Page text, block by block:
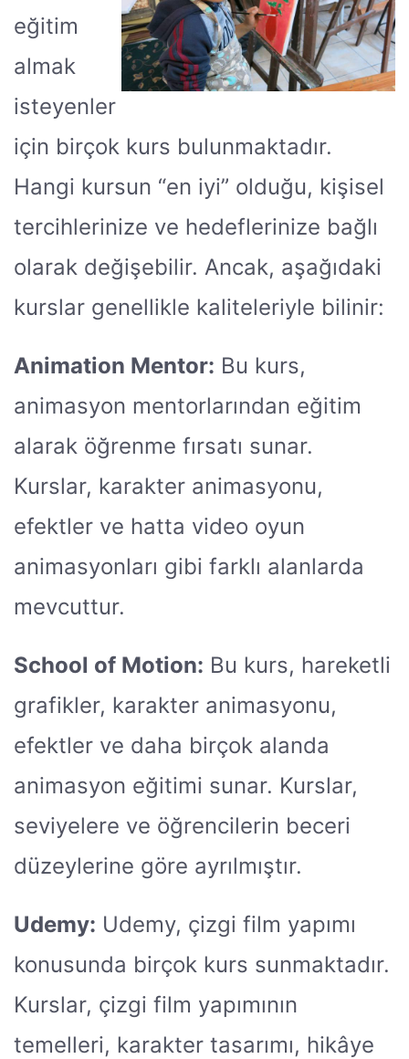
eğitim
almak
isteyenler
için birçok kurs bulunmaktadır.
Hangi kursun “en iyi” olduğu, kişisel
tercihlerinize ve hedeflerinize bağlı
olarak değişebilir. Ancak, aşağıdaki
kurslar genellikle kaliteleriyle bilinir:
Animation Mentor: Bu kurs,
animasyon mentorlarından eğitim
alarak öğrenme fırsatı sunar.
Kurslar, karakter animasyonu,
efektler ve hatta video oyun
animasyonları gibi farklı alanlarda
mevcuttur.
School of Motion: Bu kurs, hareketli
grafikler, karakter animasyonu,
efektler ve daha birçok alanda
animasyon eğitimi sunar. Kurslar,
seviyelere ve öğrencilerin beceri
düzeylerine göre ayrılmıştır.
Udemy: Udemy, çizgi film yapımı
konusunda birçok kurs sunmaktadır.
Kurslar, çizgi film yapımının
temelleri, karakter tasarımı, hikâye